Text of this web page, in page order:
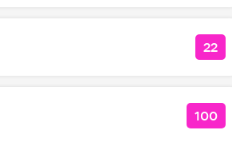
22
100